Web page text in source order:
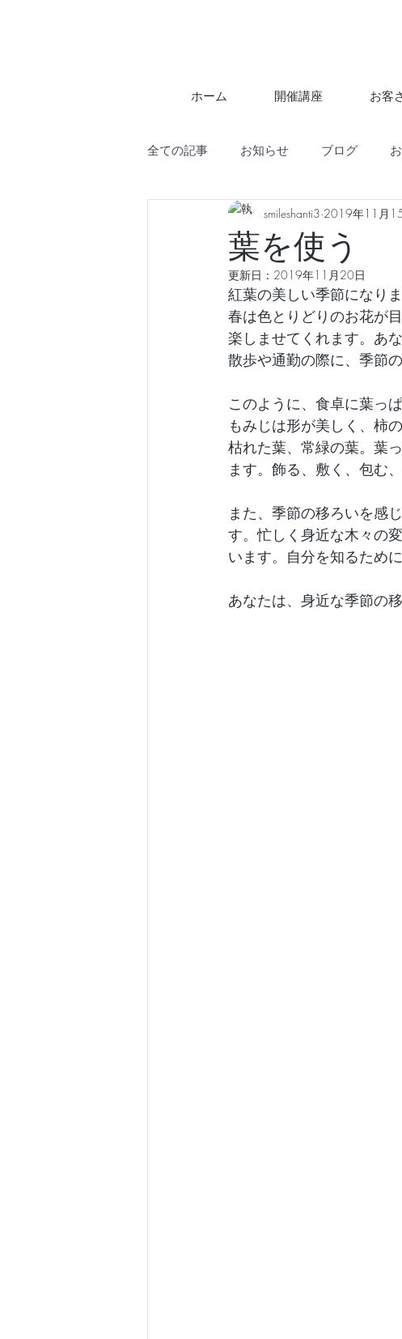
ホーム 開催講座 お客
全ての記事 お知らせ ブログ
葉を使う
smileshanti3 2019年11月
更新日： 2019年11月20日
紅葉の美しい季節になりま
春は色とりどりのお花が
楽しませてくれます。あ
散歩や通勤の際に、季節
このように、食卓に葉っ
もみじは形が美しく、柿
枯れた葉、常緑の葉。葉
ます。飾る、敷く、包む
また、季節の移ろいを感
す。忙しく身近な木々の
います。自分を知るため
あなたは、身近な季節の